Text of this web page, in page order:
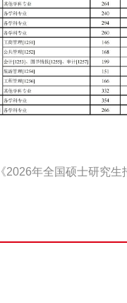
《2026年全国硕士研究